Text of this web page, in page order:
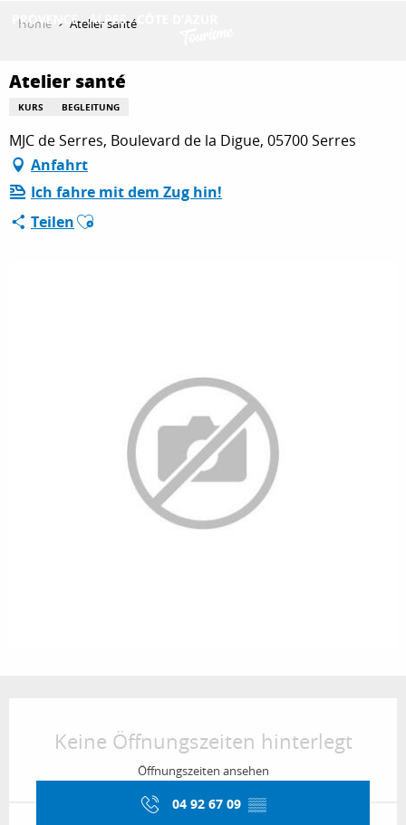
principal
ENTDECKEN
AKTIVITÄTEN
AUFENTHALT
Home Atelier santé
Atelier santé
KURS BEGLEITUNG
MJC de Serres, Boulevard de la Digue, 05700 Serres
Anfahrt
Ich fahre mit dem Zug hin!
TeilenAjouter aux favoris
Keine Öffnungszeiten hinterlegt
Öffnungszeiten ansehen
04 92 67 09 ▒▒